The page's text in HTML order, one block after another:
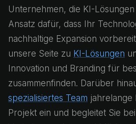
Unternehmen, die KI-
Ansatz dafür, dass Ihr
nachhaltige Expansion
unsere Seite zu KI-Lösungen
Innovation und Branding für
zusammenfinden. Darüber
spezialisiertes Team jahrelange
Projekt ein und begleitet Sie